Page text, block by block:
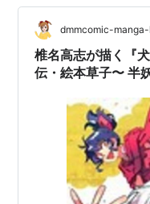
近マンガ買いました
まとめ買いしました。
ら見ていたけど、二期
まいました。知らな
dmmcomic-
椎名高志が描く『
伝・絵本草子〜 半